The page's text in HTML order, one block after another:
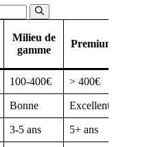
Milieu de
gamme
Premium
100-400€ > 400€
Bonne Excellente
3-5 ans 5+ ans